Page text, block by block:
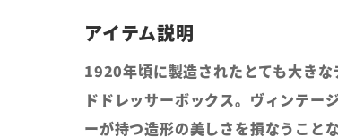
1920年頃に製造されたとても大き
ドドレッサーボックス。ヴィンテー
ーが持つ造形の美しさを損なうこと